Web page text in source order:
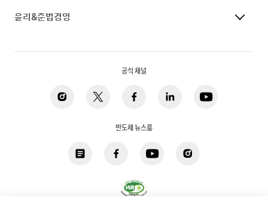
윤리&준법경영
공식 채널
반도체 뉴스룸